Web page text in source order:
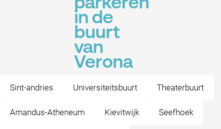
parkeren
in de
buurt
van
Verona
Sint-andries Universiteitsbuurt Theaterbuurt
Amandus-Atheneum Kievitwijk Seefhoek